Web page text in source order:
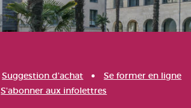
Suggestion d'achat
Se former en ligne
S'abonner aux infolettres